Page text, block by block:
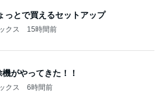
っとで買えるセットアップ
クス 15時間前
がやってきた！！
クス 6時間前